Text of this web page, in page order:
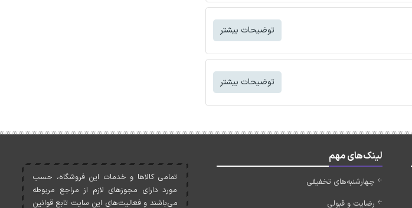
توضیحات بیشتر
توضیحات بیشتر
لینک‌های مهم
چهارشنبه‌های تخفیفی
رضایت و قبولی
تمامی کالاها و خدمات اين فروشگاه، حسب
مورد دارای مجوزهای لازم از مراجع مربوطه
می‌باشند و فعاليت‌های اين سايت تابع قوانين